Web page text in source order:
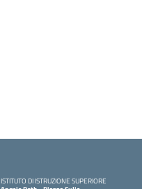
ISTITUTO DI ISTRUZIONE SUPERIORE